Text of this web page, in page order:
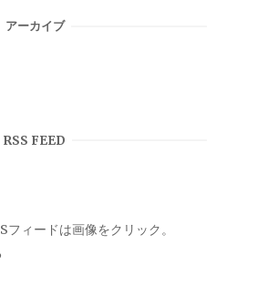
アーカイブ
RSS FEED
ィードは画像をクリック。